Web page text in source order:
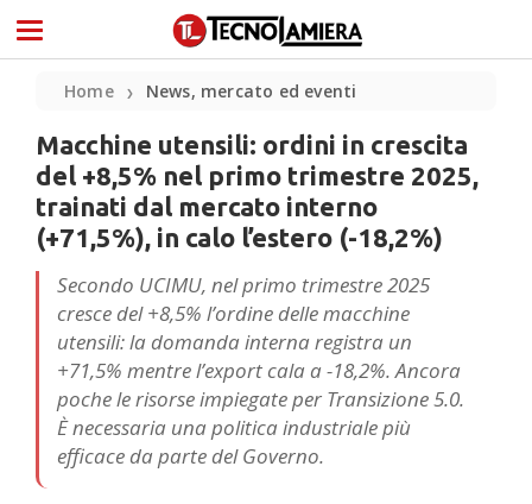
Home ❯ News, mercato ed eventi
Macchine utensili: ordini in crescita
del +8,5% nel primo trimestre 2025,
trainati dal mercato interno
(+71,5%), in calo l’estero (-18,2%)
Secondo UCIMU, nel primo trimestre 2025
cresce del +8,5% l’ordine delle macchine
utensili: la domanda interna registra un
+71,5% mentre l’export cala a -18,2%. Ancora
poche le risorse impiegate per Transizione 5.0.
È necessaria una politica industriale più
efficace da parte del Governo.